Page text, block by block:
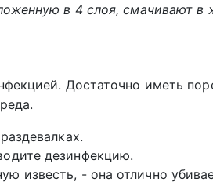
в 4 слоя, смачивают в
Достаточно иметь
дезинфекцию.
известь, - она отлично